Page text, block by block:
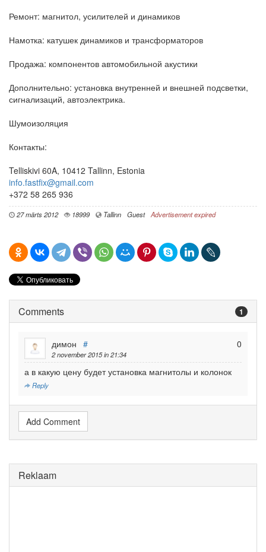
Ремонт: магнитол, усилителей и динамиков
Намотка: катушек динамиков и трансформаторов
Продажа: компонентов автомобильной акустики
Дополнительно: установка внутренней и внешней подсветки,
сигнализаций, автоэлектрика.
Шумоизоляция
Контакты:
Telliskivi 60A, 10412 Tallinn, Estonia
info.fastfix@gmail.com
+372 58 265 936
27 märts 2012 18999 Tallinn Guest Advertisement expired
Comments 1
0
димон #
2 november 2015 in 21:34
а в какую цену будет установка магнитолы и колонок
Reply
Add Comment
Reklaam